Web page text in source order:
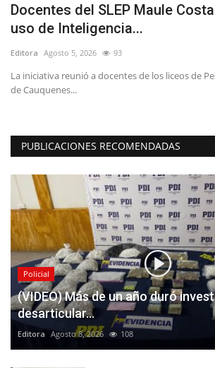
Docentes del SLEP Maule
uso de Inteligencia...
Editora Agosto 5, 2026 93
La iniciativa reunió a docentes de los liceos de
de Cauquenes...
PUBLICACIONES RECOMENDADAS
Policial
(VIDEO) Más de un año duró
desarticular...
Editora Agosto 8, 2026 108